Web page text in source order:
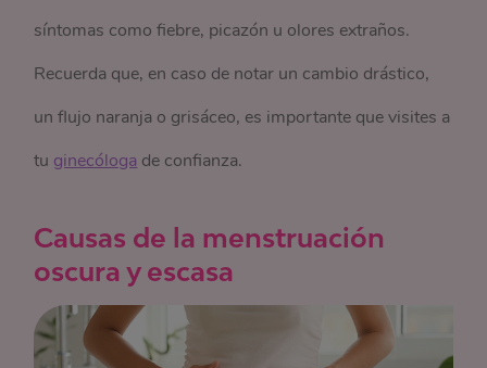
síntomas como fiebre, picazón u olores extraños.
Recuerda que, en caso de notar un cambio drástico,
un flujo naranja o grisáceo, es importante que visites a
tu ginecóloga de confianza.
Causas de la menstruación
oscura y escasa